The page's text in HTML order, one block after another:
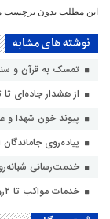
این مطلب بدون برچسب
نوشته های مشابه
تمسک به قرآن و
از هشدار جاده‌ای تا
پیوند خون شهدا
پیاده‌روی
خدمت‌رسانی
خدمات مواکب تا ۲روز پس از اربعین ادامه دارد